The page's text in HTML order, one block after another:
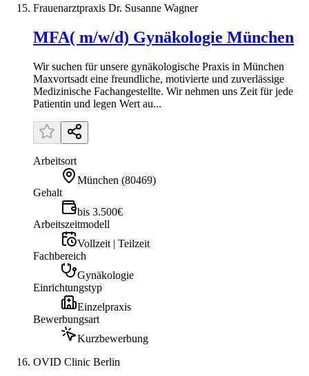
Frauenarztpraxis Dr. Susanne Wagner
MFA( m/w/d) Gynäkologie München
Wir suchen für unsere gynäkologische Praxis in München
Maxvortsadt eine freundliche, motivierte und zuverlässige
Medizinische Fachangestellte. Wir nehmen uns Zeit für jede
Patientin und legen Wert au...
Arbeitsort
München (80469)
Gehalt
bis 3.500€
Arbeitszeitmodell
Vollzeit | Teilzeit
Fachbereich
Gynäkologie
Einrichtungstyp
Einzelpraxis
Bewerbungsart
Kurzbewerbung
OVID Clinic Berlin